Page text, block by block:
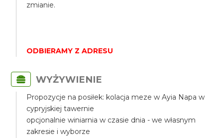
zmianie.
ODBIERAMY Z ADRESU
WYŻYWIENIE
Propozycje na posiłek: kolacja meze w Ayia Napa w
cypryjskiej tawernie
opcjonalnie winiarnia w czasie dnia - we własnym
zakresie i wyborze